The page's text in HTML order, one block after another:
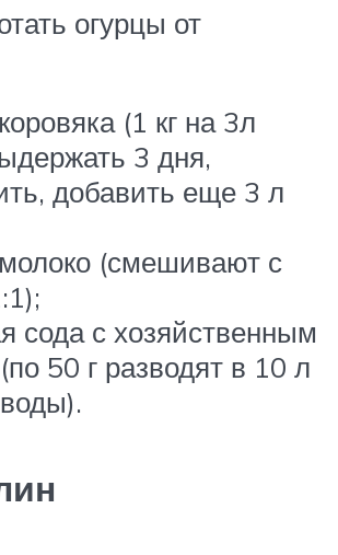
огурцы от
(1 кг на 3л
3 дня,
добавить еще 3 л
(смешивают с
сода с хозяйственным
50 г разводят в 10 л